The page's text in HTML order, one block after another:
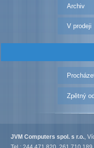
Archiv
V prodeji
Zpětný
JVM Computers spol. s r.o. ,